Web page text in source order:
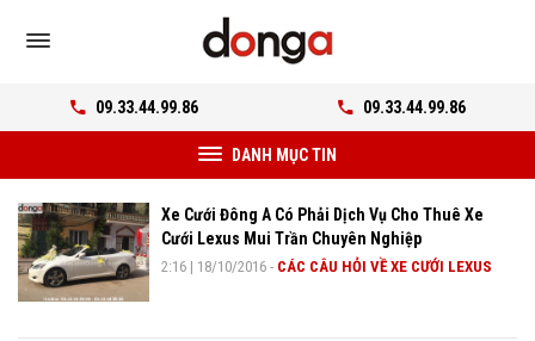
09.33.44.99.86 09.33.44.99.86
DANH MỤC TIN
Xe Cưới Đông A Có Phải Dịch Vụ Cho Thuê Xe
Cưới Lexus Mui Trần Chuyên Nghiệp
2:16 | 18/10/2016 - CÁC CÂU HỎI VỀ XE CƯỚI LEXUS